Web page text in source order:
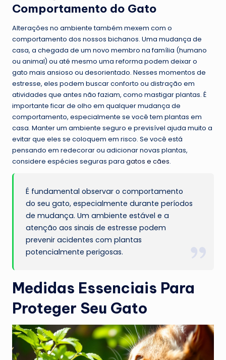
Comportamento do Gato
Alterações no ambiente também mexem com o
comportamento dos nossos bichanos. Uma mudança de
casa, a chegada de um novo membro na família (humano
ou animal) ou até mesmo uma reforma podem deixar o
gato mais ansioso ou desorientado. Nesses momentos de
estresse, eles podem buscar conforto ou distração em
atividades que antes não faziam, como mastigar plantas. É
importante ficar de olho em qualquer mudança de
comportamento, especialmente se você tem plantas em
casa. Manter um ambiente seguro e previsível ajuda muito a
evitar que eles se coloquem em risco. Se você está
pensando em redecorar ou adicionar novas plantas,
considere espécies seguras para gatos e cães.
É fundamental observar o comportamento
do seu gato, especialmente durante períodos
de mudança. Um ambiente estável e a
atenção aos sinais de estresse podem
prevenir acidentes com plantas
potencialmente perigosas.
Medidas Essenciais Para
Proteger Seu Gato